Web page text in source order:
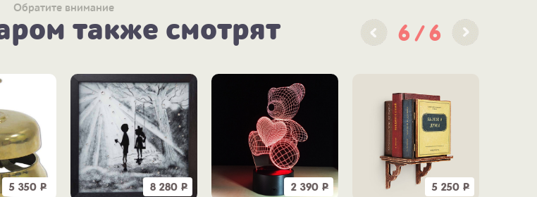
Обратите внимание
также смотрят 6 6
5 350 Р 8 280 Р 2 390 Р 5 250 Р